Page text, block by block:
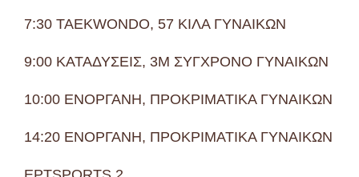
7:30 TAEKWONDO, 57 ΚΙΛΑ ΓΥΝΑΙΚΩΝ
9:00 ΚΑΤΑΔΥΣΕΙΣ, 3Μ ΣΥΓΧΡΟΝΟ ΓΥΝΑΙΚΩΝ
10:00 ΕΝΟΡΓΑΝΗ, ΠΡΟΚΡΙΜΑΤΙΚΑ ΓΥΝΑΙΚΩΝ
14:20 ΕΝΟΡΓΑΝΗ, ΠΡΟΚΡΙΜΑΤΙΚΑ ΓΥΝΑΙΚΩΝ